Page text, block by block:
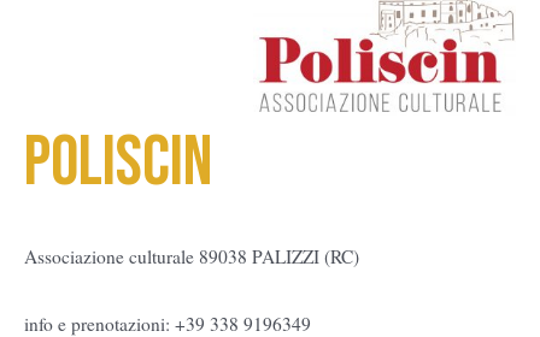
POLISCIN
Associazione culturale 89038 PALIZZI (RC)
info e prenotazioni: +39 338 9196349